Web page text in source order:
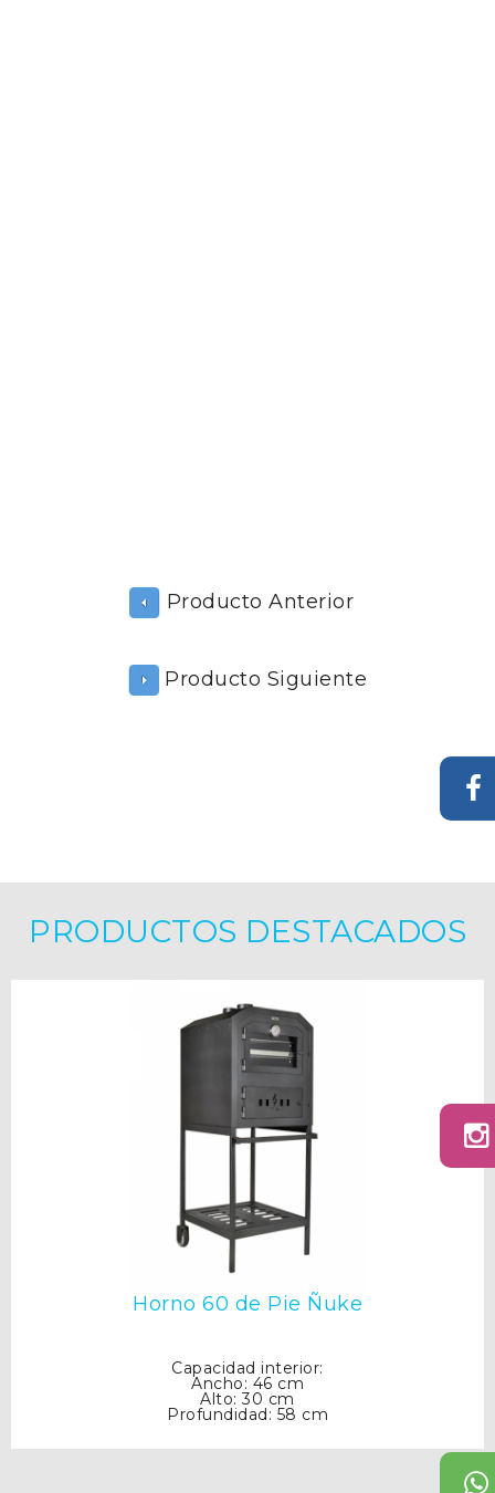
Producto Anterior
Producto Siguiente
PRODUCTOS DESTACADOS
Horno 60 de Pie Ñuke
Capacidad interior:
Ancho: 46 cm
Alto: 30 cm
Profundidad: 58 cm